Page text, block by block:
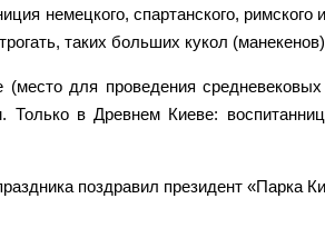
немецкого, спартанского,
таких больших кукол
(место для проведения
в Древнем Киеве:
поздравил президент